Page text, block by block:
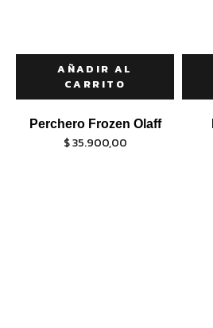
AÑADIR AL
CARRITO
Perchero Frozen Olaff
$35.900,00